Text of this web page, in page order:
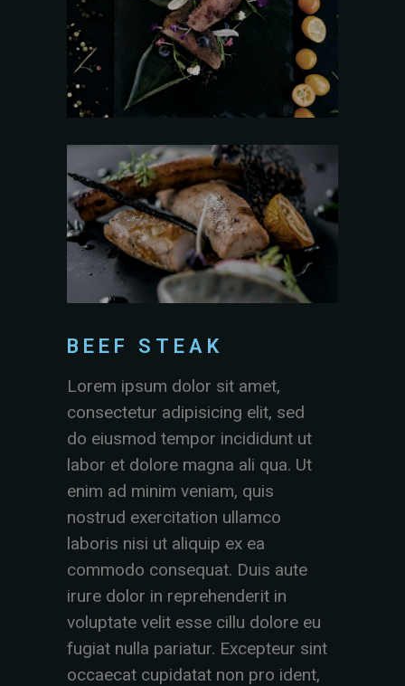
BEEF STEAK
Lorem ipsum dolor sit amet,
consectetur adipisicing elit, sed
do eiusmod tempor incididunt ut
labor et dolore magna ali qua. Ut
enim ad minim veniam, quis
nostrud exercitation ullamco
laboris nisi ut aliquip ex ea
commodo consequat. Duis aute
irure dolor in reprehenderit in
voluptate velit esse cillu dolore eu
fugiat nulla pariatur. Excepteur sint
occaecat cupidatat non pro ident,